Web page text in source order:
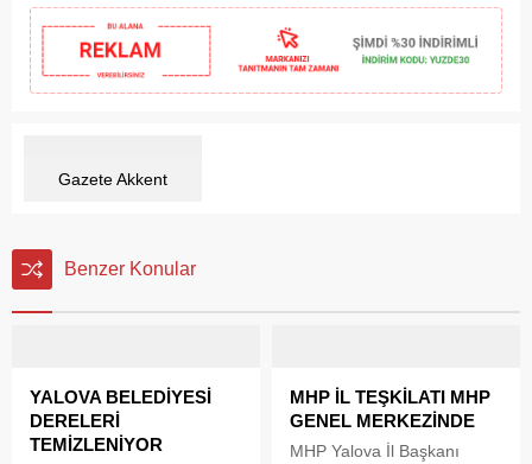
Gazete Akkent
Benzer Konular
YALOVA BELEDİYESİ
DERELERİ
TEMİZLENİYOR
MHP İL TEŞKİLATI MHP
GENEL MERKEZİNDE
MHP Yalova İl Başkanı